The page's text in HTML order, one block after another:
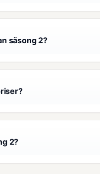
säsong 2?
2?